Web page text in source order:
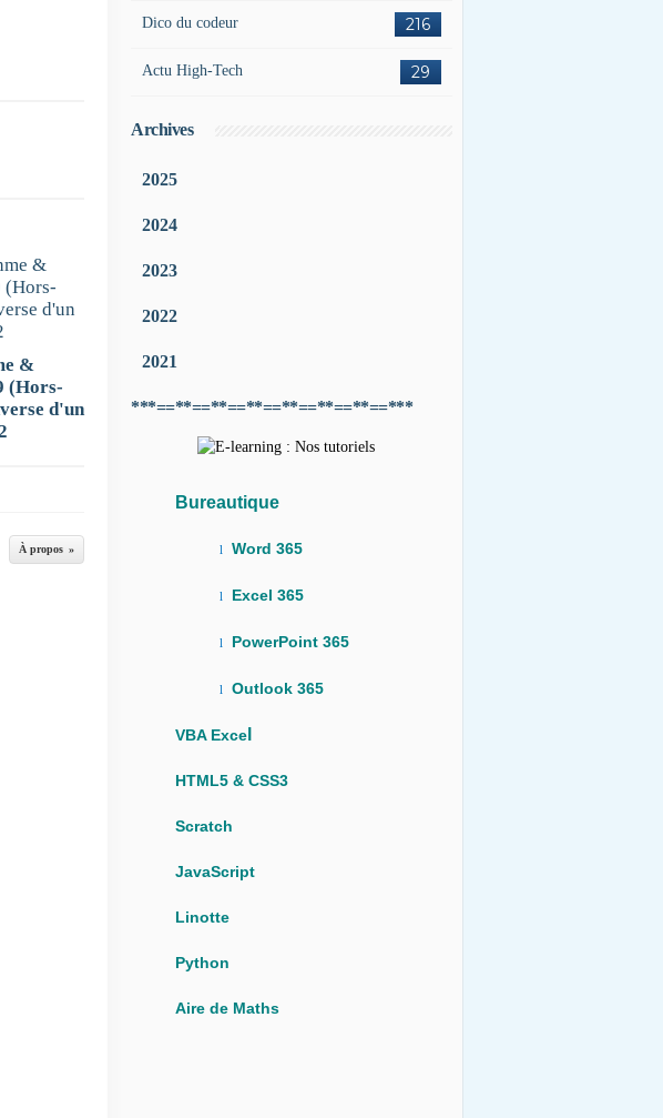
&
(Hors-
d'un
À propos
216
Dico du codeur
29
Actu High-Tech
Archives
2025
2024
2023
2022
2021
***==**==**==**==**==**==**==***
Bureautique
l Word 365
l Excel 365
l PowerPoint 365
l Outlook 365
VBA Exce
HTML5 & CSS3
Scratch
JavaScript
Linotte
Python
Aire de Maths